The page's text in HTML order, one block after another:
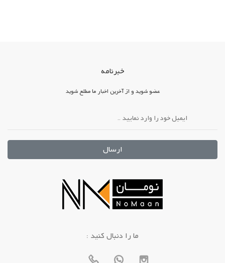
خبرنامه
عضو شوید و از آخرین اخبار ما مطلع شوید
ارسال
: ما را دنبال کنید